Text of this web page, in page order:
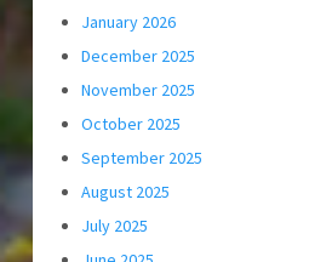
January 2026
December 2025
November 2025
October 2025
September 2025
August 2025
July 2025